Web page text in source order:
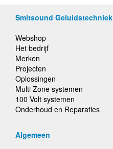
Smitsound Geluidstechniek
Webshop
Het bedrijf
Merken
Projecten
Oplossingen
Multi Zone systemen
100 Volt systemen
Onderhoud en Reparaties
Algemeen